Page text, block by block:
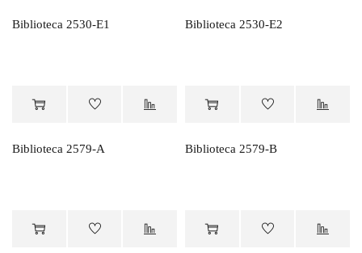
Biblioteca 2530-E1
Orçamento Biblioteca 2530-E2
Orçamento
Biblioteca 2579-A
Orçamento Biblioteca 2579-B
Orçamento